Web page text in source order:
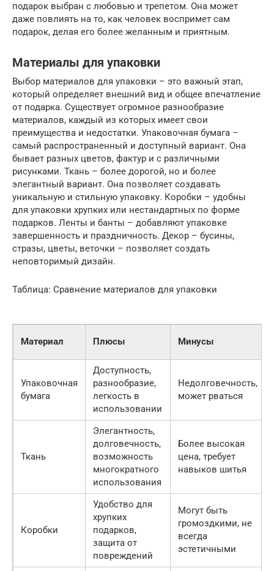
подарок выбран с любовью и трепетом. Она может
даже повлиять на то, как человек воспримет сам
подарок, делая его более желанным и приятным.
Материалы для упаковки
Выбор материалов для упаковки – это важный этап,
который определяет внешний вид и общее впечатление
от подарка. Существует огромное разнообразие
материалов, каждый из которых имеет свои
преимущества и недостатки. Упаковочная бумага –
самый распространенный и доступный вариант. Она
бывает разных цветов, фактур и с различными
рисунками. Ткань – более дорогой, но и более
элегантный вариант. Она позволяет создавать
уникальную и стильную упаковку. Коробки – удобны
для упаковки хрупких или нестандартных по форме
подарков. Ленты и банты – добавляют упаковке
завершенность и праздничность. Декор – бусины,
стразы, цветы, веточки – позволяет создать
неповторимый дизайн.
Таблица: Сравнение материалов для упаковки
Материал Плюсы Минусы
Упаковочная
бумага
Доступность,
разнообразие,
легкость в
использовании
Недолговечность,
может рваться
Ткань
Элегантность,
долговечность,
возможность
многократного
использования
Более высокая
цена, требует
навыков шитья
Коробки
Удобство для
хрупких
подарков,
защита от
повреждений
Могут быть
громоздкими, не
всегда
эстетичными